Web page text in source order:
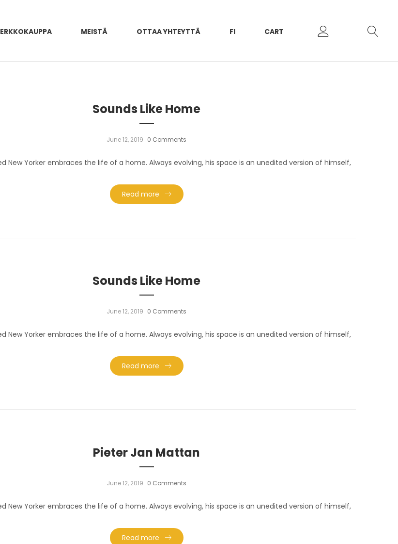
MEISTÄ OTTAA YHTEYTTÄ FI CART
Sounds Like Home
June 12, 2019 0 Comments
New Yorker embraces the life of a home. Always evolving, his space is an unedited version of himself,
Read more
Sounds Like Home
June 12, 2019 0 Comments
New Yorker embraces the life of a home. Always evolving, his space is an unedited version of himself,
Read more
Pieter Jan Mattan
June 12, 2019 0 Comments
New Yorker embraces the life of a home. Always evolving, his space is an unedited version of himself,
Read more